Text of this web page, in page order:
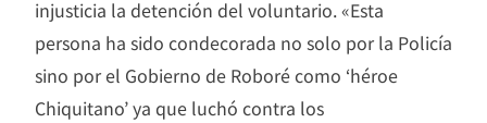
injusticia la detención del voluntario. «Esta
persona ha sido condecorada no solo por la Policía
sino por el Gobierno de Roboré como ‘héroe
Chiquitano’ ya que luchó contra los